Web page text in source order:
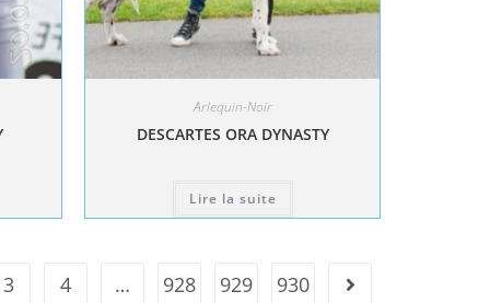
Arlequin-Noir
DESCARTES ORA DYNASTY
Lire la suite
3 4 … 928 929 930